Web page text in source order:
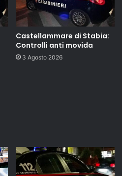
Castellammare di Stabia:
Controlli anti movida
3 Agosto 2026